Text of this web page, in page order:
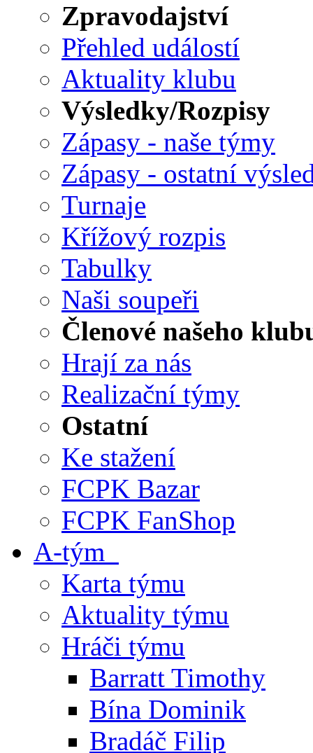
Zpravodajství
Přehled událostí
Aktuality klubu
Výsledky/Rozpisy
Zápasy - naše týmy
Zápasy - ostatní
Turnaje
Křížový rozpis
Tabulky
Naši soupeři
Členové našeho
Hrají za nás
Realizační týmy
Ostatní
Ke stažení
FCPK Bazar
FCPK FanShop
A-tým
Karta týmu
Aktuality týmu
Hráči týmu
Barratt Timothy
Bína Dominik
Bradáč Filip